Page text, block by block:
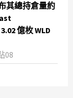
其總持倉量約
億枚 WLD
08